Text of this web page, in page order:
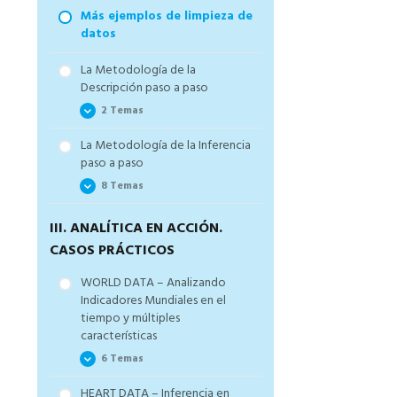
Más ejemplos de limpieza de
datos
La Metodología de la
Descripción paso a paso
2 Temas
Descripción Univariada o
Cómo dominar y aplicar los
conceptos estadísticos de la
descripción para sacar valor
de los datos en menos de 10
minutos
Cómo cruzar variables con
tablas dinámicas creando
tablas y gráficos estadísticos
sencillos y potentes para tus
proyectos de datos
La Metodología de la Inferencia
paso a paso
8 Temas
El mapa de la Inferencia o
cómo hacerte preguntas
Cómo comparar grupos
usando test estadísticos en
Excel de forma sencilla
proporciones con tablas
dinámicas y el test de Chi
III. ANALÍTICA EN ACCIÓN.
CASOS PRÁCTICOS
WORLD DATA – Analizando
Indicadores Mundiales en el
tiempo y múltiples
características
6 Temas